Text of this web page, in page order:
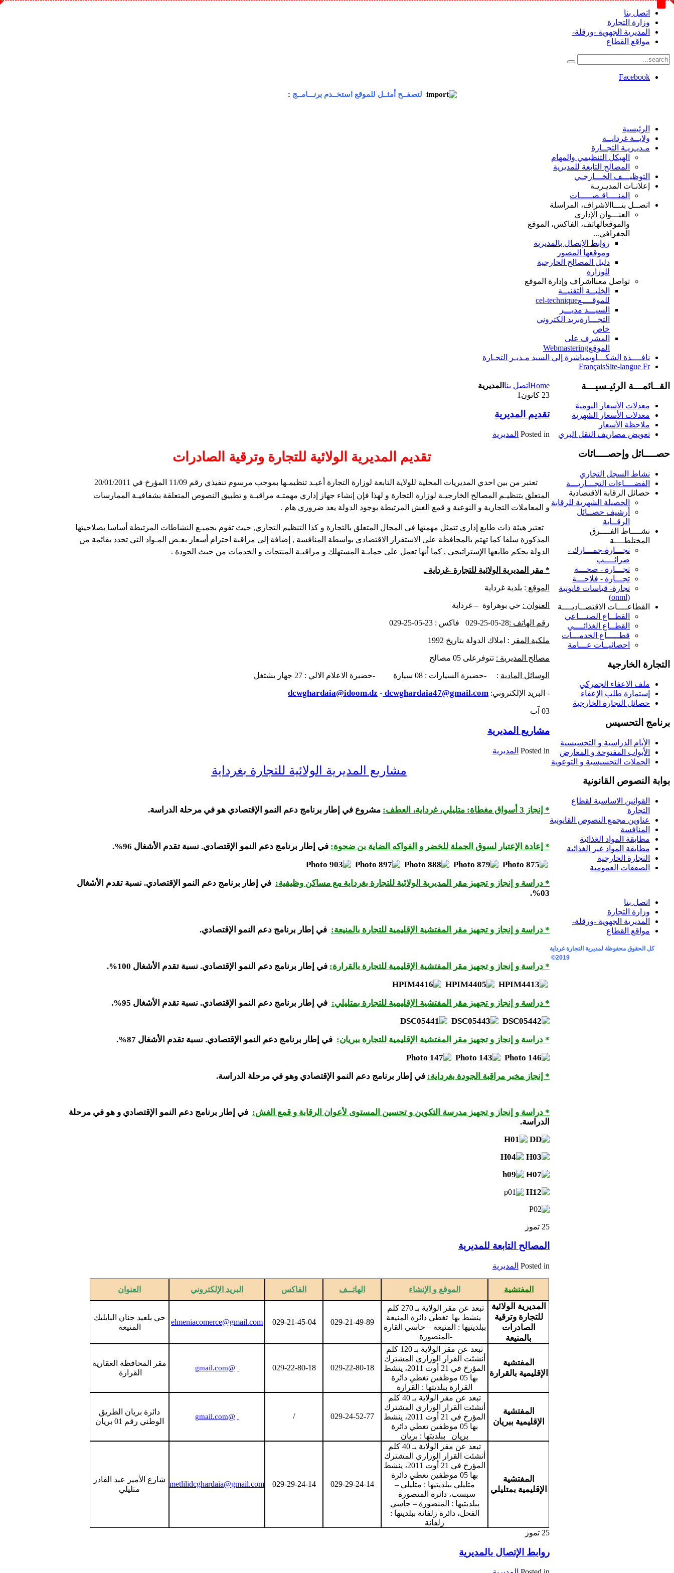
اتصل بنا
وزارة التجارة
المديرية الجهوية -ورقلة-
مواقع القطاع
Facebook
لتصفــح أمثــل للموقع استخــدم برنـــامــج :
الرئيسية
ولايــة غردايــة
مـديـريـة التجــارة
الهيكل التنظيمي والمهام
المصالح التابعة للمديرية
التوظيـــف الخـــارجـي
إعلانـات المديـريـة
المنــــاقـصـــــات
اتصــل بنـــا الاشراف، المراسلة
العنـــوان الإداري
والموقعالهاتف، الفاكس، الموقع
الجغرافي...
روابط الإتصال بالمديرية
وموقعها المصور
دليل المصالح الخارجية
للوزارة
تواصل معنا اشراف وإدارة الموقع
الخليــة التقنيــة
للموقــــعcel-technique
السيـــد مديـــر
التجـــارةبريد الكتروني
خاص
المشرف على
الموقعWebmastering
نافــــذة الشكـــاويمباشرة إلي السيد مـديـر التجـارة
FrançaisSite-langue Fr
Home اتصل بنا المديرية
23 كانون1
تقديم المديرية
Posted in المديرية
تقديم المديرية الولائية للتجارة وترقية الصادرات
تعتبر من بين احدي المديريات المحلية للولاية التابعة لوزارة التجارة أعيـد تنظيمـها بموجب مرسوم تنفيذي رقم 11/09
المؤرخ في 20/01/2011
المتعلق بتنظيـم المصالح الخارجيـة لوزارة التجارة و لهذا فإن إنشاء جهاز إداري مهمتـه مراقبـة و تطبيق النصوص المتعلقة بشفافيـة الممارسات
و المعاملات التجارية و النوعية و قمع الغش المرتبطة بوجود الدولة يعد ضروري هام .
تعتبر هيئة ذات طابع إداري تتمثل مهمتها في المجال المتعلق بالتجارة و كذا التنظيم التجاري, حيث تقوم بجميـع النشاطات المرتبطة أساسا بصلاحيتها
المذكورة سلفا كما تهتم بالمحافظة على الاستقرار الاقتصادي بواسطة المنافسة , إضافة إلى مراقبة احترام أسعار بعـض المـواد التي تحدد بقائمة من
الدولة بحكم طابعها الإستراتيجي , كما أنها تعمل على حمايـة المستهلك و مراقبـة المنتجات و الخدمات من حيث الجودة .
* مقر المديرية الولائية للتجارة -غرداية ـ
الموقع : بلدية غرداية
العنوان : حي بوهراوة – غرداية
رقم الهاتف :029-25-05-28 فاكس : 029-25-05-23
ملكية المقر : املاك الدولة بتاريخ 1992
مصالح المديرية : تتوفرعلى 05 مصالح
الوسائل المادية : -حضيرة السيارات : 08 سيارة -حضيرة الاعلام الالي : 27 جهاز يشتغل
- البريد الإلكتروني: dcwghardaia@idoom.dz - dcwghardaia47@gmail.com
03 آب
مشاريع المديرية
Posted in المديرية
مشاريع المديرية الولائية للتجارة بغرداية
* إنجاز 3 أسواق مغطاة: متليلي، غرداية، العطف: مشروع في إطار برنامج دعم النمو الإقتصادي هو في مرحلة الدراسة.
* إعادة الإعتبار لسوق الجملة للخضر و الفواكه الضاية بن ضحوة: في إطار برنامج دعم النمو الإقتصادي. نسبة تقدم الأشغال 96%.
* دراسة و إنجاز و تجهيز مقر المديرية الولائية للتجارة بغرداية مع مساكن وظيفية: في إطار برنامج دعم النمو الإقتصادي. نسبة تقدم الأشغال
03%
.
* دراسة و إنجاز و تجهيز مقر المفتشية الإقليمية للتجارة بالمنيعة: في إطار برنامج دعم النمو الإقتصادي.
* دراسة و إنجاز و تجهيز مقر المفتشية الإقليمية للتجارة بالقرارة: في إطار برنامج دعم النمو الإقتصادي. نسبة تقدم الأشغال 100% .
* دراسة و إنجاز و تجهيز مقر المفتشية الإقليمية للتجارة بمتليلي: في إطار برنامج دعم النمو الإقتصادي. نسبة تقدم الأشغال 95% .
* دراسة و إنجاز و تجهيز مقر المفتشية الإقليمية للتجارة ببريان: في إطار برنامج دعم النمو الإقتصادي. نسبة تقدم الأشغال 87% .
* إنجاز مخبر مراقبة الجودة بغرداية: في إطار برنامج دعم النمو الإقتصادي وهو في مرحلة الدراسة.
* دراسة و إنجاز و تجهيز مدرسة التكوين و تحسين المستوى لأعوان الرقابة و قمع الغش: في إطار برنامج دعم النمو الإقتصادي و هو في مرحلة
الدراسة.
25 تموز
المصالح التابعة للمديرية
Posted in المديرية
المفتشية الموقع و الإنشاء الهاتــف الفاكس البريد الإلكتروني العنوان
المديرية الولائية
للتجارة وترقية
الصادرات
بالمنيعة
تبعد عن مقر الولاية بـ 270 كلم
ينشط بها تغطي دائرة المنيعة
ببلديتيها : المنيعة – حاسي القارة
-المنصورة
029-21-49-89
029-21-45-04
elmeniacomerce@gmail.com
حي بلعيد جنان البايليك
المنيعة
المفتشية
الإقليمية بالقرارة
تبعد عن مقر الولاية بـ 120 كلم
أنشئت القرار الوزاري المشترك
المؤرخ في 21 أوت 2011، ينشط
بها 05 موظفين تغطي دائرة
القرارة ببلديتها : القرارة
029-22-80-18
029-22-80-18
@gmail.com
مقر المحافظة العقارية
القرارة
المفتشية
الإقليمية ببريان
تبعد عن مقر الولاية بـ 40 كلم
أنشئت القرار الوزاري المشترك
المؤرخ في 21 أوت 2011، ينشط
بها 05 موظفين تغطي دائرة
بريان ببلديتها : بريان
029-24-52-77
/
@gmail.com
دائرة بريان الطريق
الوطني رقم 01 بريان
المفتشية
الإقليمية بمتليلي
تبعد عن مقر الولاية بـ 40 كلم
أنشئت القرار الوزاري المشترك
المؤرخ في 21 أوت 2011، ينشط
بها 05 موظفين تغطي دائرة
متليلي ببلديتيها : متليلي –
سبسب، دائرة المنصورة
ببلديتيها : المنصورة – حاسي
الفحل، دائرة زلفانة ببلديتها :
زلفانة
029-29-24-14
029-29-24-14
metlilidcghardaia@gmail.com
شارع الأمير عبد القادر
متليلي
25 تموز
روابط الإتصال بالمديرية
القــائمـــة الرئيـسيـــة
معدلات الأسعار اليومية
معدلات الأسعار الشهرية
ملاحظة الأسعار
تعويض مصاريف النقل البري
حصــــائل وإحصــــائات
نشاط السجل التجاري
الفضــــاءات التجـــاريـــة
حصائل الرقابة الاقتصادية
الحصيلة الشهرية للرقابة
أرشيف حصــائل
الرقــابة
نشــــاط الفــــرق
المختلطــــة
تجـــارة-جمـــارك -
ضرائــــب
تجـــارة - صحـــة
تجـــارة - فلاحـــة
تجارة- قياسات قانونية
(onml)
القطاعــــات الاقتصــاديــــة
القطــاع الصنـــاعي
القطــاع الغذائــــي
قطـــــاع الخدمـــات
احصائيــات عـــامة
التجارة الخارجية
ملف الاعفاء الجمركي
إستمارة طلب الإعفاء
حصائل التجارة الخارجية
برنامج التحسيس
الأيام الدراسية و التحسيسية
الأبواب المفتوحة و المعارض
الحملات التحسيسية و التوعوية
بوابة النصوص القانونية
القوانين الاساسية لقطاع
التجارة
عناوين مجمع النصوص القانونية
المنافسة
مطابقة المواد الغذائية
مطابقة المواد غير الغذائية
التجارة الخارجية
الصفقات العمومية
اتصل بنا
وزارة التجارة
المديرية الجهوية -ورقلة-
مواقع القطاع
كل الحقوق محفوظة لمديرية التجارة غرداية
2019©